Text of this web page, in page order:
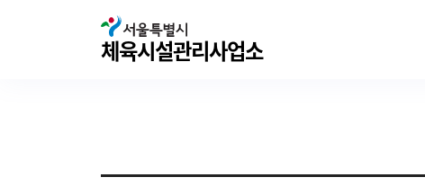
서울특별시체육시설관리사업소
체육시설관리사업소